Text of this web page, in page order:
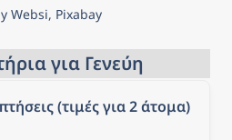
Websi, Pixabay
για Γενεύη
(τιμές για 2 άτομα)